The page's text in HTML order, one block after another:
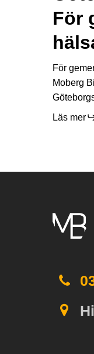
–
För
hälsan
barnen!
För
För
Moberg
Läs mer